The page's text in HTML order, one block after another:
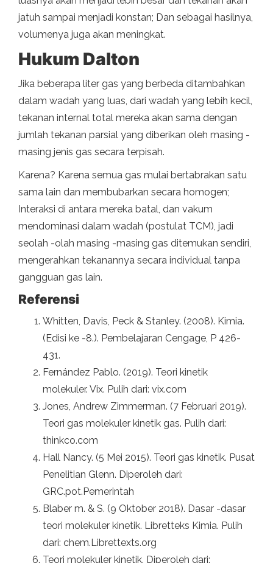
jatuh sampai menjadi konstan; Dan sebagai hasilnya,
volumenya juga akan meningkat.
Hukum Dalton
Jika beberapa liter gas yang berbeda ditambahkan
dalam wadah yang luas, dari wadah yang lebih kecil,
tekanan internal total mereka akan sama dengan
jumlah tekanan parsial yang diberikan oleh masing -
masing jenis gas secara terpisah.
Karena? Karena semua gas mulai bertabrakan satu
sama lain dan membubarkan secara homogen;
Interaksi di antara mereka batal, dan vakum
mendominasi dalam wadah (postulat TCM), jadi
seolah -olah masing -masing gas ditemukan sendiri,
mengerahkan tekanannya secara individual tanpa
gangguan gas lain.
Referensi
Whitten, Davis, Peck & Stanley. (2008). Kimia.
(Edisi ke -8.). Pembelajaran Cengage, P 426-
431.
Fernández Pablo. (2019). Teori kinetik
molekuler. Vix. Pulih dari: vix.com
Jones, Andrew Zimmerman. (7 Februari 2019).
Teori gas molekuler kinetik gas. Pulih dari:
thinkco.com
Hall Nancy. (5 Mei 2015). Teori gas kinetik. Pusat
Penelitian Glenn. Diperoleh dari:
GRC.pot.Pemerintah
Blaber m. & S. (9 Oktober 2018). Dasar -dasar
teori molekuler kinetik. Libretteks Kimia. Pulih
dari: chem.Librettexts.org
Teori molekuler kinetik. Diperoleh dari: